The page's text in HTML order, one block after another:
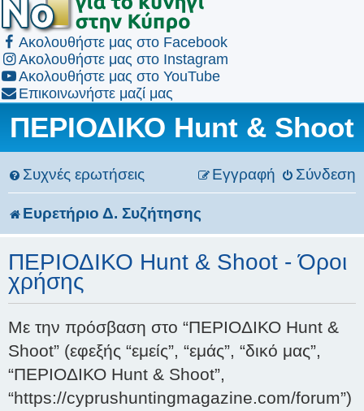
Ακολουθήστε μας στο Facebook
Ακολουθήστε μας στο Instagram
Ακολουθήστε μας στο YouTube
Επικοινωνήστε μαζί μας
ΠΕΡΙΟΔΙΚΟ Hunt & Shoot
Συχνές ερωτήσεις Σύνδεση
Εγγραφή
Ευρετήριο Δ. Συζήτησης
ΠΕΡΙΟΔΙΚΟ Hunt & Shoot - Όροι
χρήσης
Με την πρόσβαση στο “ΠΕΡΙΟΔΙΚΟ Hunt &
Shoot” (εφεξής “εμείς”, “εμάς”, “δικό μας”,
“ΠΕΡΙΟΔΙΚΟ Hunt & Shoot”,
“https://cyprushuntingmagazine.com/forum”)